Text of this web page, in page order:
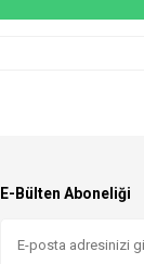
E-Bülten Aboneliği